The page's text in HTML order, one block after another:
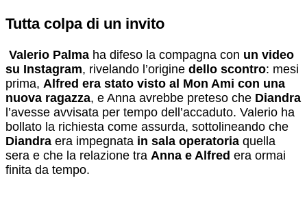
Tutta colpa di un invito
Valerio Palma ha difeso la compagna con un video
su Instagram, rivelando l’origine dello scontro: mesi
prima, Alfred era stato visto al Mon Ami con una
nuova ragazza, e Anna avrebbe preteso che Diandra
l’avesse avvisata per tempo dell’accaduto. Valerio ha
bollato la richiesta come assurda, sottolineando che
Diandra era impegnata in sala operatoria quella
sera e che la relazione tra Anna e Alfred era ormai
finita da tempo.